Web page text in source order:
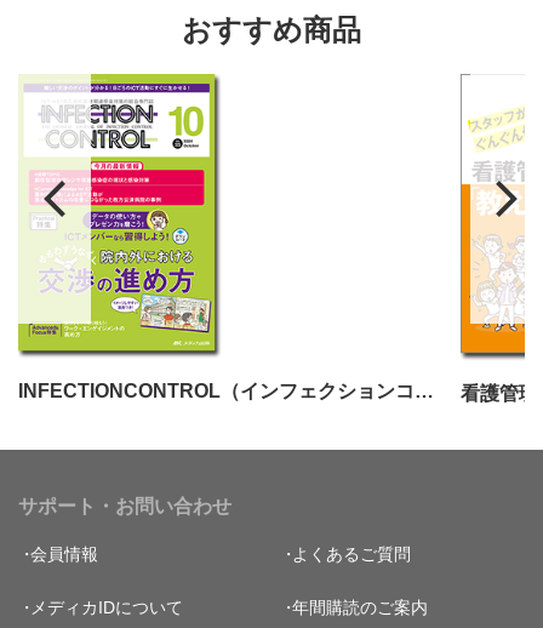
おすすめ商品
INFECTIONCONTROL（インフェクションコントロール）2024年10月号 看護管理
サポート・お問い合わせ
会員情報 よくあるご質問
メディカIDについて 年間購読のご案内